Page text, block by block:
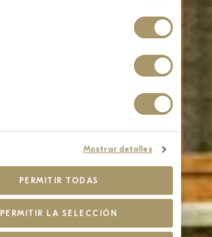
Mostrar detalles
PERMITIR TODAS
PERMITIR LA SELECCIÓN